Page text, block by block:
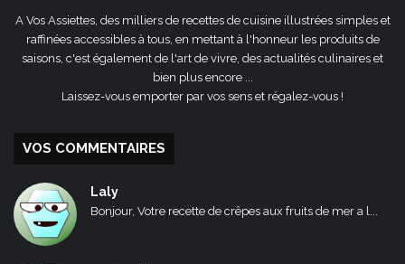
A Vos Assiettes, des milliers de recettes de cuisine illustrées simples et
raffinées accessibles à tous, en mettant à l'honneur les produits de
saisons, c'est également de l'art de vivre, des actualités culinaires et
bien plus encore ...
Laissez-vous emporter par vos sens et régalez-vous !
VOS COMMENTAIRES
Laly
Bonjour, Votre recette de crêpes aux fruits de mer a l...